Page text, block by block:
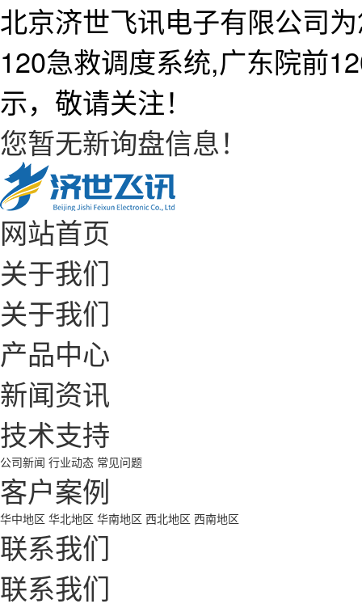
北京济世飞讯电子有限公司
120急救调度系统,广东院前
示，敬请关注！
您暂无新询盘信息！
网站首页
关于我们
关于我们
产品中心
新闻资讯
技术支持
公司新闻 行业动态 常见问题
客户案例
华中地区 华北地区 华南地区 西北地区 西南地区
联系我们
联系我们